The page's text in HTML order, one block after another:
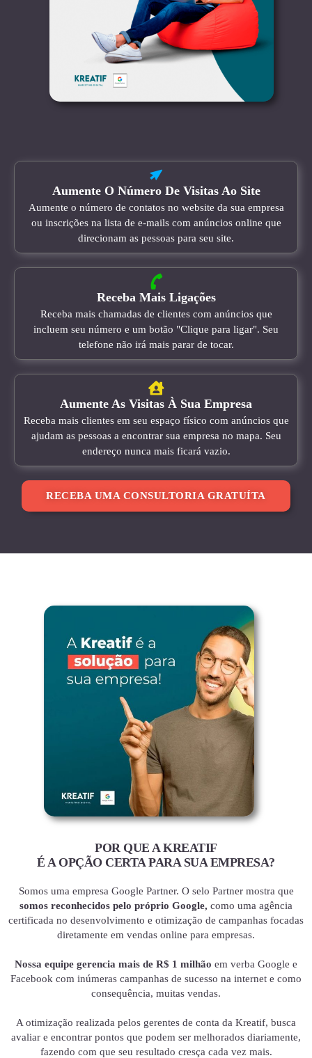
Aumente O Número De Visitas Ao Site
Aumente o número de contatos no website da sua empresa
ou inscrições na lista de e-mails com anúncios online que
direcionam as pessoas para seu site.
Receba Mais Ligações
Receba mais chamadas de clientes com anúncios que
incluem seu número e um botão "Clique para ligar". Seu
telefone não irá mais parar de tocar.
Aumente As Visitas À Sua Empresa
Receba mais clientes em seu espaço físico com anúncios que
ajudam as pessoas a encontrar sua empresa no mapa. Seu
endereço nunca mais ficará vazio.
RECEBA UMA CONSULTORIA GRATUÍTA
POR QUE A KREATIF
É A OPÇÃO CERTA PARA SUA EMPRESA?
Somos uma empresa Google Partner. O selo Partner mostra que
somos reconhecidos pelo próprio Google, como uma agência
certificada no desenvolvimento e otimização de campanhas focadas
diretamente em vendas online para empresas.
Nossa equipe gerencia mais de R$ 1 milhão em verba Google e
Facebook com inúmeras campanhas de sucesso na internet e como
consequência, muitas vendas.
A otimização realizada pelos gerentes de conta da Kreatif, busca
avaliar e encontrar pontos que podem ser melhorados diariamente,
fazendo com que seu resultado cresça cada vez mais.